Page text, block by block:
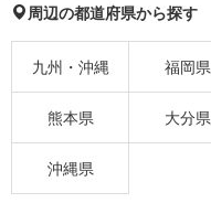
周辺の都道府県から探す
九州・沖縄 福岡県
熊本県 大分県
沖縄県